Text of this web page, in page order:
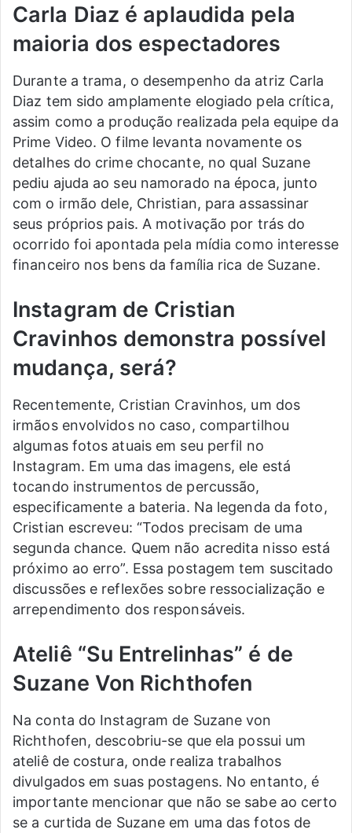
Carla Diaz é aplaudida pela
maioria dos espectadores
Durante a trama, o desempenho da atriz Carla
Diaz tem sido amplamente elogiado pela crítica,
assim como a produção realizada pela equipe da
Prime Video. O filme levanta novamente os
detalhes do crime chocante, no qual Suzane
pediu ajuda ao seu namorado na época, junto
com o irmão dele, Christian, para assassinar
seus próprios pais. A motivação por trás do
ocorrido foi apontada pela mídia como interesse
financeiro nos bens da família rica de Suzane.
Instagram de Cristian
Cravinhos demonstra possível
mudança, será?
Recentemente, Cristian Cravinhos, um dos
irmãos envolvidos no caso, compartilhou
algumas fotos atuais em seu perfil no
Instagram. Em uma das imagens, ele está
tocando instrumentos de percussão,
especificamente a bateria. Na legenda da foto,
Cristian escreveu: “Todos precisam de uma
segunda chance. Quem não acredita nisso está
próximo ao erro”. Essa postagem tem suscitado
discussões e reflexões sobre ressocialização e
arrependimento dos responsáveis.
Ateliê “Su Entrelinhas” é de
Suzane Von Richthofen
Na conta do Instagram de Suzane von
Richthofen, descobriu-se que ela possui um
ateliê de costura, onde realiza trabalhos
divulgados em suas postagens. No entanto, é
importante mencionar que não se sabe ao certo
se a curtida de Suzane em uma das fotos de